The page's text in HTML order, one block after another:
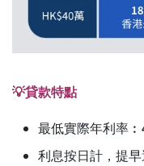
💡貸款特點
最低實際年利率︰
利息按日計，提